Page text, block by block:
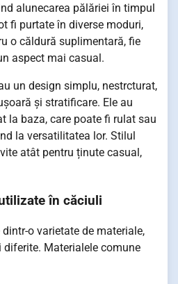
alunecarea pălăriei în timpul
fi purtate în diverse moduri,
o căldură suplimentară, fie
aspect mai casual.
un design simplu, nestrcturat,
și stratificare. Ele au
la baza, care poate fi rulat sau
la versatilitatea lor. Stilul
atât pentru ținute casual,
în căciuli
o varietate de materiale,
Materialele comune